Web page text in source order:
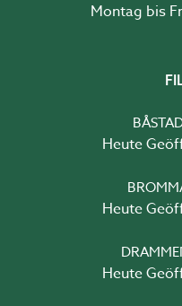
Montag bis
Heute
Heute
Heute